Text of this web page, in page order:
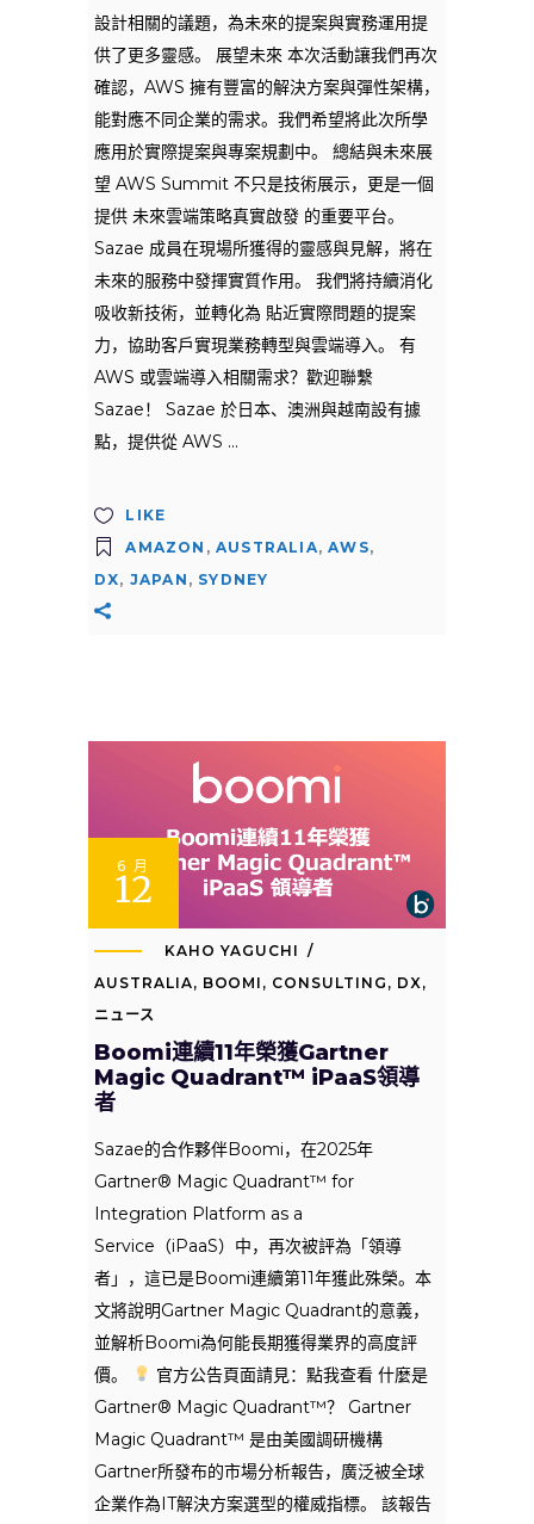
設計相關的議題，為未來的提案與實務運用提
供了更多靈感。 展望未來 本次活動讓我們再次
確認，AWS 擁有豐富的解決方案與彈性架構，
能對應不同企業的需求。我們希望將此次所學
應用於實際提案與專案規劃中。 總結與未來展
望 AWS Summit 不只是技術展示，更是一個
提供 未來雲端策略真實啟發 的重要平台。
Sazae 成員在現場所獲得的靈感與見解，將在
未來的服務中發揮實質作用。 我們將持續消化
吸收新技術，並轉化為 貼近實際問題的提案
力，協助客戶實現業務轉型與雲端導入。 有
AWS 或雲端導入相關需求？歡迎聯繫
Sazae！ Sazae 於日本、澳洲與越南設有據
點，提供從 AWS
LIKE
AMAZON ,AUSTRALIA,AWS,
DX, JAPAN , SYDNEY
6 月
12
KAHO YAGUCHI
AUSTRALIA, BOOMI , CONSULTING , DX,
ニュース
Boomi連續11年榮獲Gartner
Magic Quadrant™ iPaaS領導
者
Sazae的合作夥伴Boomi，在2025年
Gartner® Magic Quadrant™ for
Integration Platform as a
Service（iPaaS）中，再次被評為「領導
者」，這已是Boomi連續第11年獲此殊榮。本
文將說明Gartner Magic Quadrant的意義，
並解析Boomi為何能長期獲得業界的高度評
價。
官方公告頁面請見：點我查看 什麼是
Gartner® Magic Quadrant™？ Gartner
Magic Quadrant™ 是由美國調研機構
Gartner所發布的市場分析報告，廣泛被全球
企業作為IT解決方案選型的權威指標。 該報告